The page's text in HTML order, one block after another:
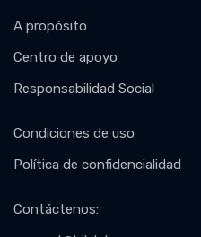
A propósito
Centro de apoyo
Responsabilidad Social
Condiciones de uso
Política de confidencialidad
Contáctenos: